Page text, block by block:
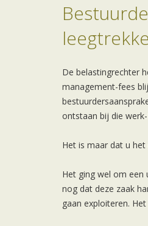
De belastingrechter
management-fees
ontstaan bij die werk-
Het is maar dat u
Het ging wel om een
nog dat deze zaak
gaan exploiteren.